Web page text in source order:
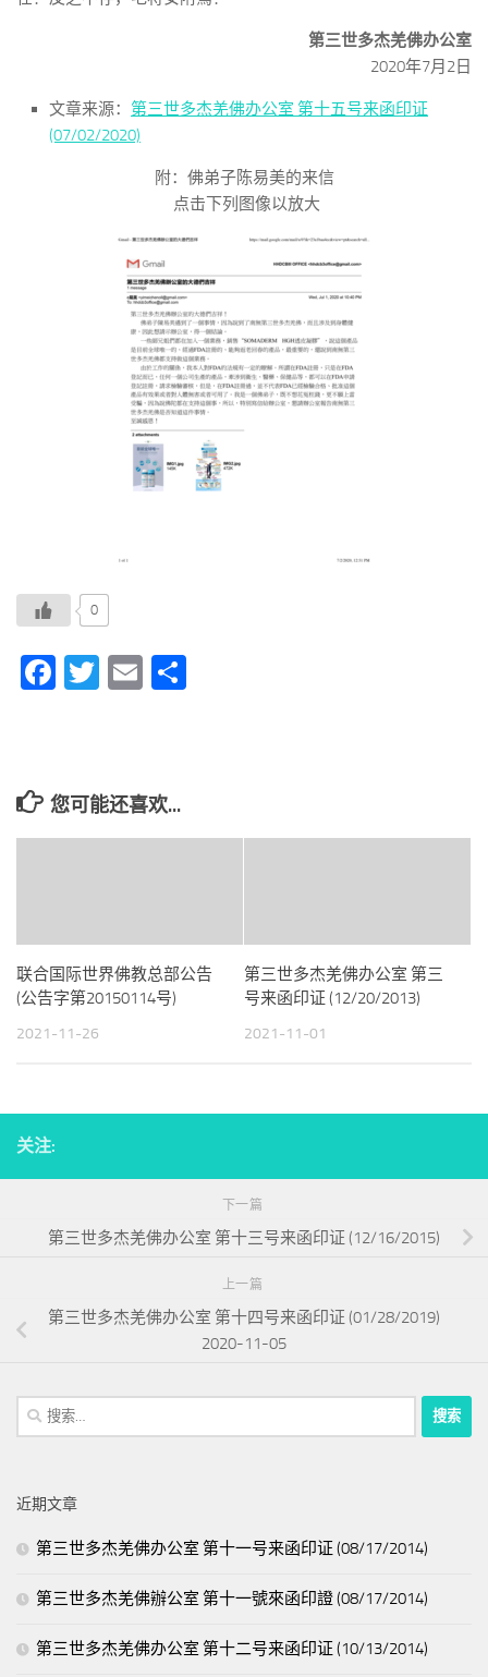
第三世多杰羌佛办公室
2020年7月2日
文章来源： 第三世多杰羌佛办公室 第十五号来函印证
(07/02/2020)
附：佛弟子陈易美的来信
点击下列图像以放大
0
Facebook
Twitter
Email
您可能还喜欢...
联合国际世界佛教总部公告
(公告字第20150114号)
2021-11-26
第三世多杰羌佛办公室 第三
号来函印证 (12/20/2013)
2021-11-01
关注:
下一篇
第三世多杰羌佛办公室 第十三号来函印证 (12/16/2015)
上一篇
第三世多杰羌佛办公室 第十四号来函印证 (01/28/2019)
2020-11-05
搜
索：
近期文章
第三世多杰羌佛办公室 第十一号来函印证 (08/17/2014)
第三世多杰羌佛辦公室 第十一號來函印證 (08/17/2014)
第三世多杰羌佛办公室 第十二号来函印证 (10/13/2014)